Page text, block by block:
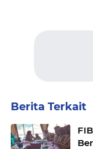
Berita Terkait